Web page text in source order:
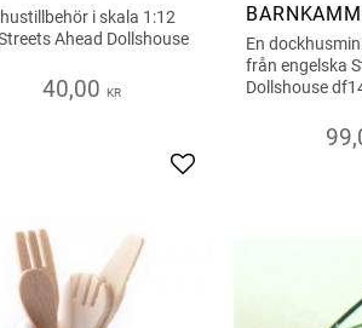
i skala 1:12
Ahead Dollshouse
40,00 KR
Add to favorites
En
från engelska
Dollshouse